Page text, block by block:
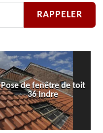
Pose de fenêtre de toit
36 Indre